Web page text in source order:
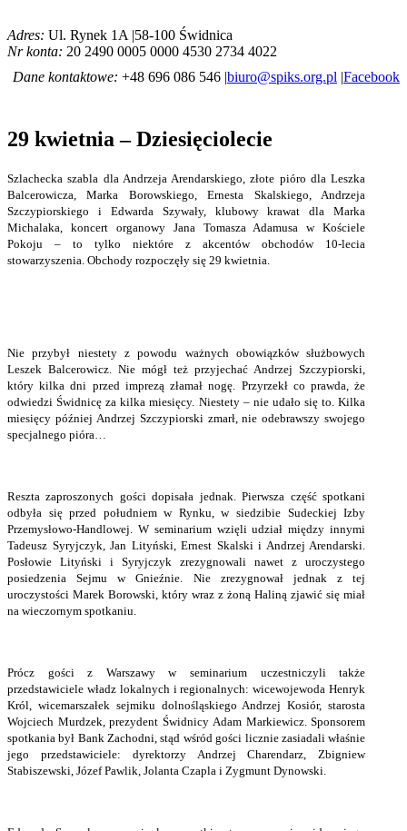
Adres: Ul. Rynek 1A |58-100 Świdnica
Nr konta: 20 2490 0005 0000 4530 2734 4022
Dane kontaktowe: +48 696 086 546 |biuro@spiks.org.pl |Facebook
29 kwietnia – Dziesięciolecie
Szlachecka szabla dla Andrzeja Arendarskiego, złote pióro dla Leszka
Balcerowicza, Marka Borowskiego, Ernesta Skalskiego, Andrzeja
Szczypiorskiego i Edwarda Szywały, klubowy krawat dla Marka
Michalaka, koncert organowy Jana Tomasza Adamusa w Kościele
Pokoju – to tylko niektóre z akcentów obchodów 10-lecia
stowarzyszenia. Obchody rozpoczęły się 29 kwietnia.
Nie przybył niestety z powodu ważnych obowiązków służbowych
Leszek Balcerowicz. Nie mógł też przyjechać Andrzej Szczypiorski,
który kilka dni przed imprezą złamał nogę. Przyrzekł co prawda, że
odwiedzi Świdnicę za kilka miesięcy. Niestety – nie udało się to. Kilka
miesięcy później Andrzej Szczypiorski zmarł, nie odebrawszy swojego
specjalnego pióra…
Reszta zaproszonych gości dopisała jednak. Pierwsza część spotkani
odbyła się przed południem w Rynku, w siedzibie Sudeckiej Izby
Przemysłowo-Handlowej. W seminarium wzięli udział między innymi
Tadeusz Syryjczyk, Jan Lityński, Ernest Skalski i Andrzej Arendarski.
Posłowie Lityński i Syryjczyk zrezygnowali nawet z uroczystego
posiedzenia Sejmu w Gnieźnie. Nie zrezygnował jednak z tej
uroczystości Marek Borowski, który wraz z żoną Haliną zjawić się miał
na wieczornym spotkaniu.
Prócz gości z Warszawy w seminarium uczestniczyli także
przedstawiciele władz lokalnych i regionalnych: wicewojewoda Henryk
Król, wicemarszałek sejmiku dolnośląskiego Andrzej Kosiór, starosta
Wojciech Murdzek, prezydent Świdnicy Adam Markiewicz. Sponsorem
spotkania był Bank Zachodni, stąd wśród gości licznie zasiadali właśnie
jego przedstawiciele: dyrektorzy Andrzej Charendarz, Zbigniew
Stabiszewski, Józef Pawlik, Jolanta Czapla i Zygmunt Dynowski.